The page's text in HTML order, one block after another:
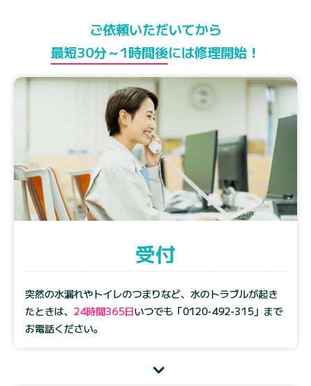
ご依頼いただいてから
最短30分～1時間後には修理開始！
受付
突然の水漏れやトイレのつまりなど、水のトラブルが起き
たときは、 24時間365日いつでも 「0120-492-315」 まで
お電話ください。